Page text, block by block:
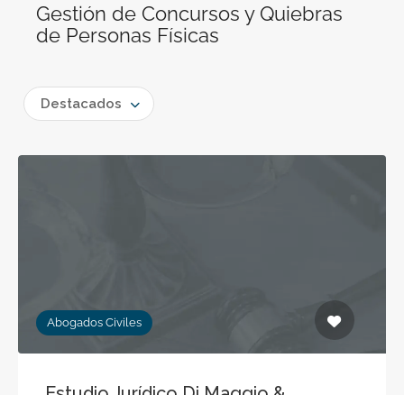
Gestión de Concursos y Quiebras
de Personas Físicas
Destacados
Abogados Civiles